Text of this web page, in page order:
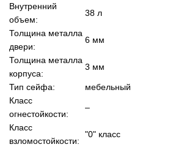
Внутренний
объем:
38 л
Толщина металла
двери:
6 мм
Толщина металла
корпуса:
3 мм
Тип сейфа:
мебельный
Класс
огнестойкости:
–
Класс
взломостойкости:
"0" класс